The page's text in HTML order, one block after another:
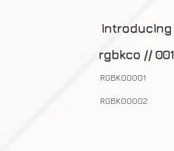
introducing
rgbkco // 001
RGBK00001
RGBK00002